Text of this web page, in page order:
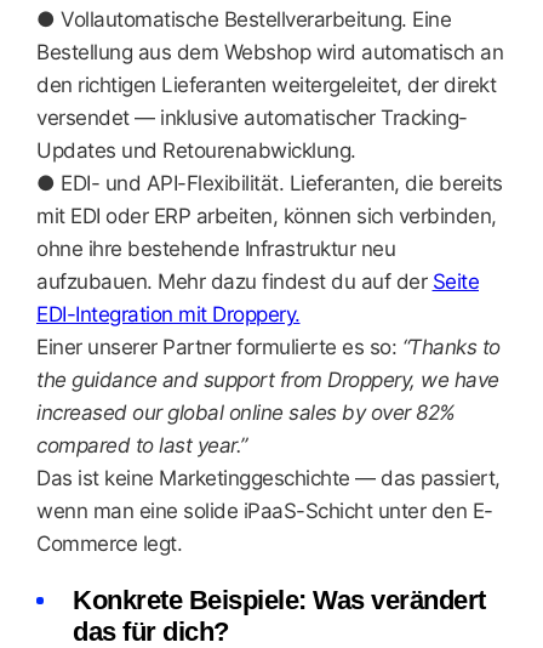
● Vollautomatische Bestellverarbeitung. Eine
Bestellung aus dem Webshop wird automatisch an
den richtigen Lieferanten weitergeleitet, der direkt
versendet — inklusive automatischer Tracking-
Updates und Retourenabwicklung.
● EDI- und API-Flexibilität. Lieferanten, die bereits
mit EDI oder ERP arbeiten, können sich verbinden,
ohne ihre bestehende Infrastruktur neu
aufzubauen. Mehr dazu findest du auf der Seite
EDI-Integration mit Droppery.
Einer unserer Partner formulierte es so: “Thanks to
the guidance and support from Droppery, we have
increased our global online sales by over 82%
compared to last year.”
Das ist keine Marketinggeschichte — das passiert,
wenn man eine solide iPaaS-Schicht unter den E-
Commerce legt.
Konkrete Beispiele: Was verändert
das für dich?